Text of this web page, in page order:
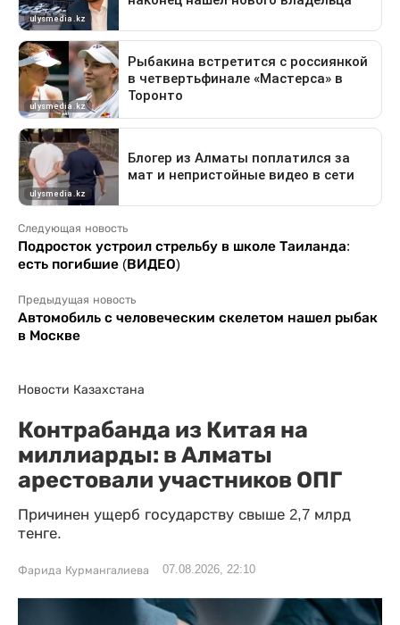
Следующая новость
Подросток устроил стрельбу в школе Таиланда:
есть погибшие (ВИДЕО)
Предыдущая новость
Автомобиль с человеческим скелетом нашел рыбак
в Москве
Новости Казахстана
Контрабанда из Китая на
миллиарды: в Алматы
арестовали участников ОПГ
Причинен ущерб государству свыше 2,7 млрд
тенге.
Фарида Курмангалиева 07.08.2026, 22:10